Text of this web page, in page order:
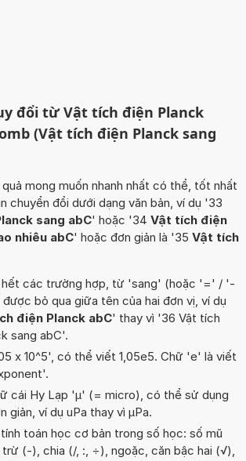
đổi từ Vật tích điện Planck
(Vật tích điện Planck sang
mong muốn nhanh nhất có thể, tốt nhất
chuyển đổi dưới dạng văn bản, ví dụ '33
sang abC' hoặc '34 Vật tích điện
nhiêu abC' hoặc đơn giản là '35 Vật tích
hết các trường hợp, từ 'sang' (hoặc '=' / '-
bỏ qua giữa tên của hai đơn vị, ví dụ
điện Planck abC' thay vì '36 Vật tích
sang abC'.
x 10^5', có thể viết 1,05e5. Chữ 'e' là viết
cái Hy Lạp 'µ' (= micro), có thể sử dụng
giản, ví dụ uPa thay vì µPa.
toán học cơ bản trong số học: số mũ
(-), chia (/, :, ÷), ngoặc, căn bậc hai (√),